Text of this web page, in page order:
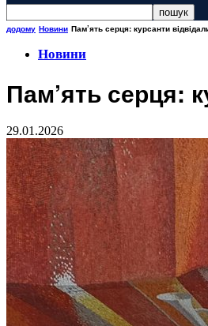
додому Новини Пам’ять серця: курсанти
Новини
Пам’ять серця:
29.01.2026